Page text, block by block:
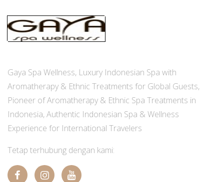
Gaya Spa Wellness, Luxury Indonesian Spa with
Aromatherapy & Ethnic Treatments for Global Guests,
Pioneer of Aromatherapy & Ethnic Spa Treatments in
Indonesia, Authentic Indonesian Spa & Wellness
Experience for International Travelers
Tetap terhubung dengan kami: